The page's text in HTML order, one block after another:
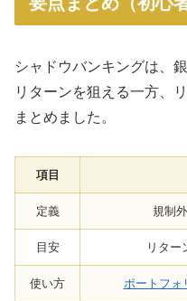
シャドウバンキングは、
リターンを狙える一方、
まとめました。
項目
定義 規制
目安 リター
使い方 ポートフォ